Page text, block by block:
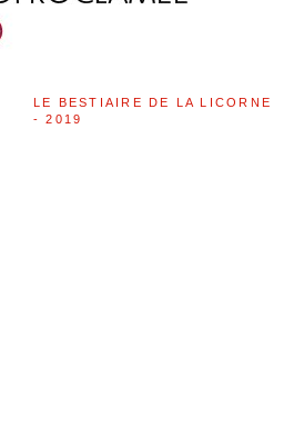
LE BESTIAIRE DE LA LICORNE
- 2019